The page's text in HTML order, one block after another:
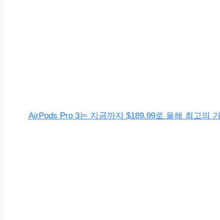
AirPods Pro 3는 지금까지 $189.99로 올해 최고의